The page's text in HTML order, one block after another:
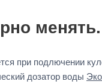
менять.
при подлючении
дозатор воды